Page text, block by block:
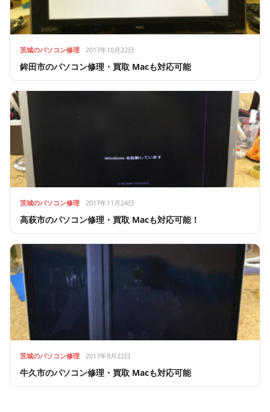
茨城のパソコン修理 2017年10月22日
鉾田市のパソコン修理・買取 Macも対応可能
茨城のパソコン修理 2017年11月24日
高萩市のパソコン修理・買取 Macも対応可能！
茨城のパソコン修理 2017年9月22日
牛久市のパソコン修理・買取 Macも対応可能